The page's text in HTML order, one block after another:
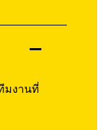
มงานที่